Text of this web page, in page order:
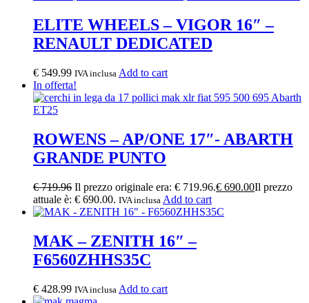
ELITE WHEELS – VIGOR 16″ –
RENAULT DEDICATED
€ 549.99 IVA inclusa Add to cart
In offerta!
ROWENS – AP/ONE 17″- ABARTH
GRANDE PUNTO
€719.96 Il prezzo originale era: € 719.96.€ 690.00Il prezzo
attuale è: € 690.00. IVA inclusa Add to cart
MAK – ZENITH 16″ –
F6560ZHHS35C
€ 428.99 IVA inclusa Add to cart